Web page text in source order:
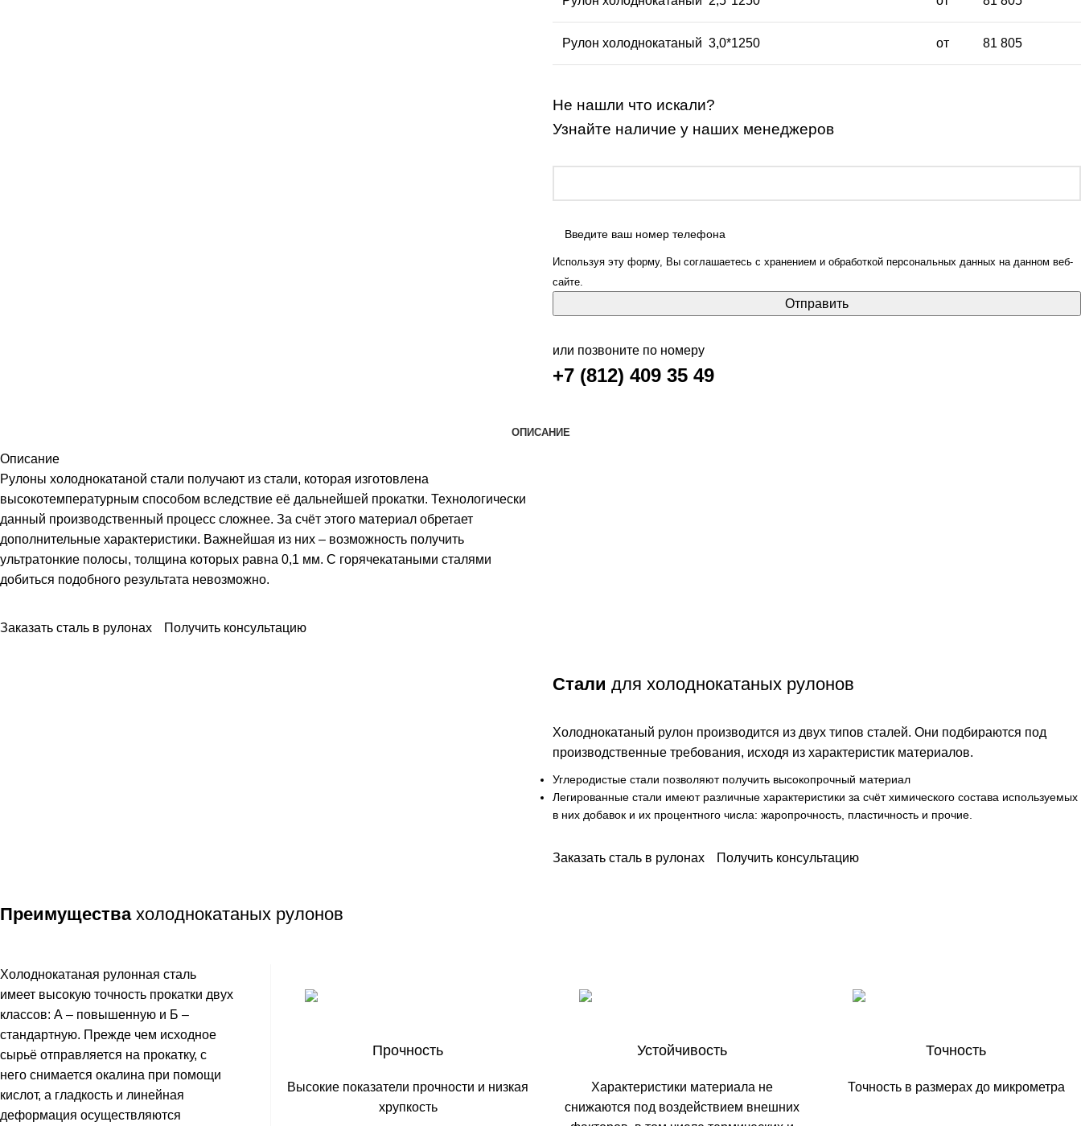
Рулон холоднокатаный 3,0*1250 от 81 805
Не нашли что искали?
Узнайте наличие у наших менеджеров
Используя эту форму, Вы соглашаетесь с хранением и обработкой персональных данных на данном веб-
сайте.
или позвоните по номеру
+7 (812) 409 35 49
ОПИСАНИЕ
Описание
Рулоны холоднокатаной стали получают из стали, которая изготовлена
высокотемпературным способом вследствие её дальнейшей прокатки. Технологически
данный производственный процесс сложнее. За счёт этого материал обретает
дополнительные характеристики. Важнейшая из них – возможность получить
ультратонкие полосы, толщина которых равна 0,1 мм. С горячекатаными сталями
добиться подобного результата невозможно.
Заказать сталь в рулонах Получить консультацию
Стали для холоднокатаных рулонов
Холоднокатаный рулон производится из двух типов сталей. Они подбираются под
производственные требования, исходя из характеристик материалов.
Углеродистые стали позволяют получить высокопрочный материал
Легированные стали имеют различные характеристики за счёт химического состава используемых
в них добавок и их процентного числа: жаропрочность, пластичность и прочие.
Заказать сталь в рулонах Получить консультацию
Преимуществахолоднокатаных рулонов
Холоднокатаная рулонная сталь
имеет высокую точность прокатки двух
классов: А – повышенную и Б –
стандартную. Прежде чем исходное
сырьё отправляется на прокатку, с
него снимается окалина при помощи
кислот, а гладкость и линейная
деформация осуществляются
Прочность
Высокие показатели прочности и низкая
хрупкость
Устойчивость
Характеристики материала не
снижаются под воздействием внешних
Точность
Точность в размерах до микрометра